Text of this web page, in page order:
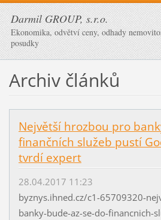
Darmil GROUP, s.r.o.
Ekonomika, odvětví ceny, odhady
posudky
Archiv článků
Největší hrozbou pro
finančních služeb pustí
tvrdí expert
28.04.2017 11:23
byznys.ihned.cz/c1-65709320-
banky-bude-az-se-do-financnich-